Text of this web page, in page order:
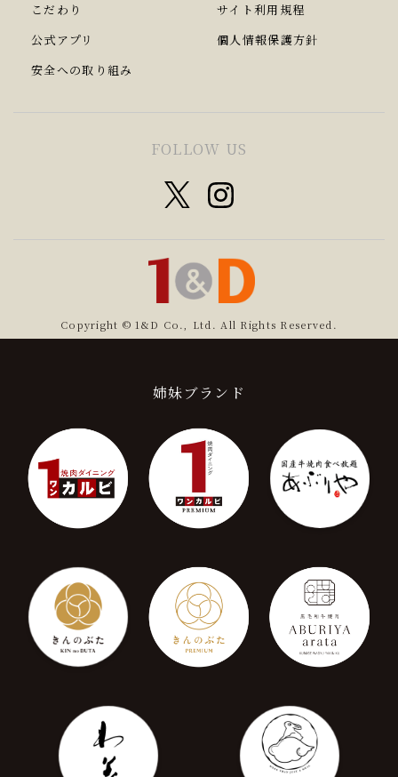
こだわり
公式アプリ
安全への取り組み
サイト利用規程
個人情報保護方針
FOLLOW US
Copyright © 1&D Co., Ltd. All Rights Reserved.
姉妹ブランド